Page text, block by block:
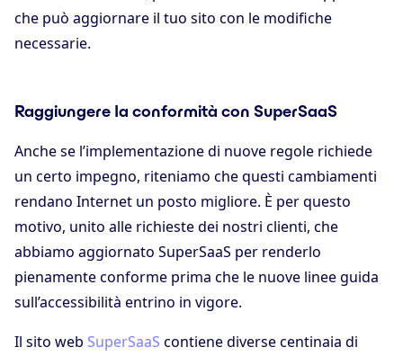
che può aggiornare il tuo sito con le modifiche
necessarie.
Raggiungere la conformità con SuperSaaS
Anche se l’implementazione di nuove regole richiede
un certo impegno, riteniamo che questi cambiamenti
rendano Internet un posto migliore. È per questo
motivo, unito alle richieste dei nostri clienti, che
abbiamo aggiornato SuperSaaS per renderlo
pienamente conforme prima che le nuove linee guida
sull’accessibilità entrino in vigore.
Il sito web SuperSaaS contiene diverse centinaia di